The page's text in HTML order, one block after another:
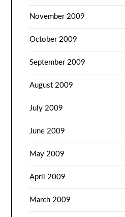
November 2009
October 2009
September 2009
August 2009
July 2009
June 2009
May 2009
April 2009
March 2009